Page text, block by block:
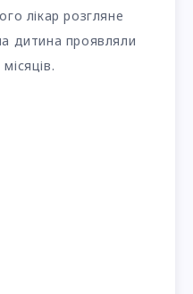
лікар розгляне
дитина проявляли